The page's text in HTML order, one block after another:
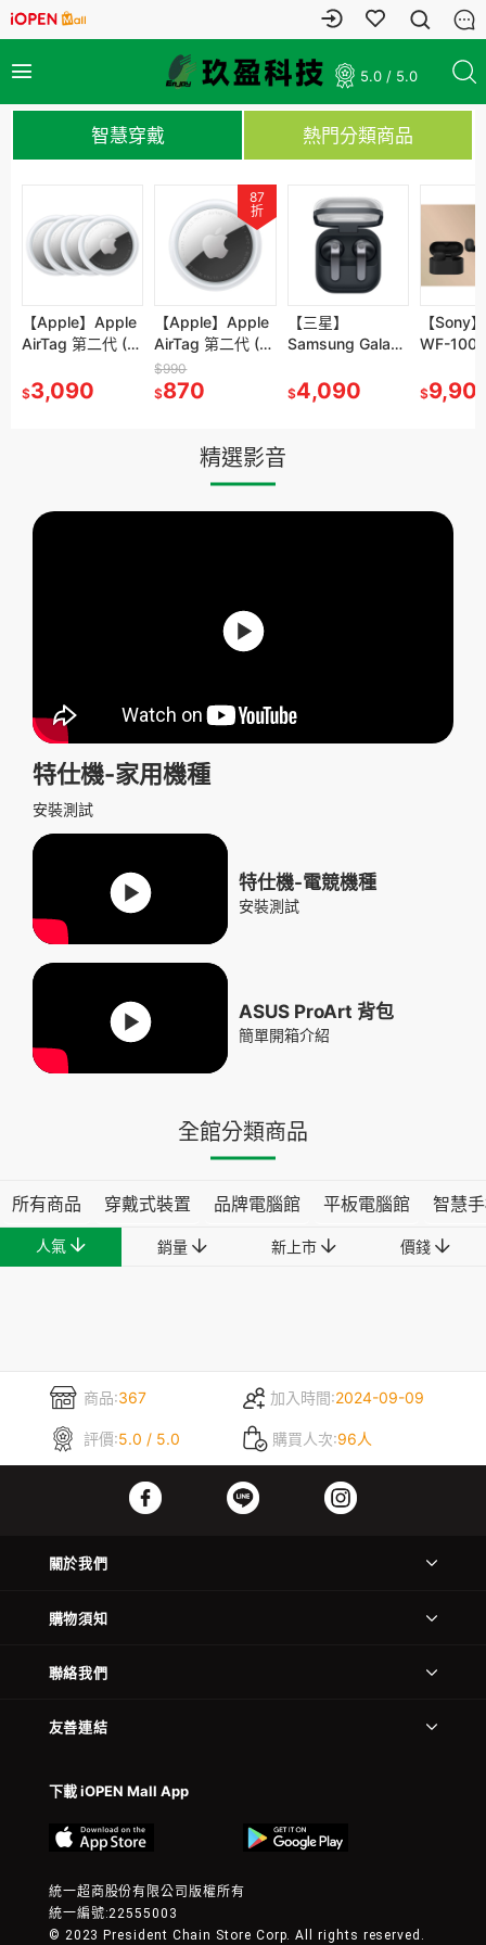
5.0 / 5.0
智慧穿戴 熱門分類商品
【Apple】Apple
AirTag 第二代 (4
$3,090
87
折
【Apple】Apple
AirTag 第二代 (1
入)
$990
$870
【三星】
Samsung Galaxy
牙耳機 SM-R540
$4,090
【Sony
WF-
$
碩 ROG
拉爾號
杜比全
補貨中
折
【14】ASUS
UX5406AA-
0042G386H
灰/(U9-
$
76,999
87
折
【S16】ASUS
S5652MA-
350/16/16G/512
41,999
FA506NCG-
黑(R7-
8845HS/16G/51
$ 33,999
精選影音
特仕機-家用機種
安裝測試
特仕機-電競機種
安裝測試
ASUS ProArt 背包
簡單開箱介紹
全館分類商品
所有商品 穿戴式裝置 品牌電腦館 平板電腦館 智慧
人氣 銷量 新上市 價錢
商品:367 加入時間:2024-09-09
評價:5.0 / 5.0 購買人次:96人
關於我們
購物須知
聯絡我們
友善連結
下載 iOPEN Mall App
統一超商股份有限公司版權所有
統一編號:22555003
© 2023 President Chain Store Corp. All rights reserved.